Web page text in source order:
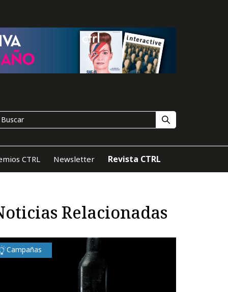
CTRL Newsletter Revista CTRL
Relacionadas
Campañas